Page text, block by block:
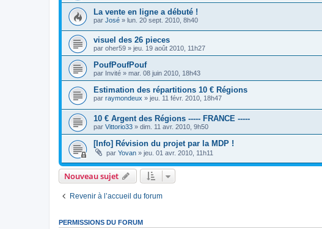
La vente en ligne a débuté !
par José » lun. 20 sept. 2010, 8h40
visuel des 26 pieces
par oher59 » jeu. 19 août 2010, 11h27
PoufPoufPouf
par Invité » mar. 08 juin 2010, 18h43
Estimation des répartitions 10 € Régions
par raymondeux » jeu. 11 févr. 2010, 18h47
10 € Argent des Régions ----- FRANCE -----
par Vittorio33 » dim. 11 avr. 2010, 9h50
[Info] Révision du projet par la MDP !
par Yovan » jeu. 01 avr. 2010, 11h11
Nouveau sujet
Revenir à l’accueil du forum
PERMISSIONS DU FORUM